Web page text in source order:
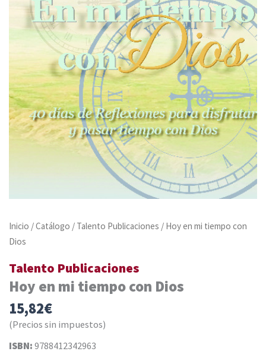
Inicio /Catálogo / Talento Publicaciones / Hoy en mi tiempo con
Dios
Talento Publicaciones
Hoy en mi tiempo con Dios
15,82€
(Precios sin impuestos)
ISBN: 9788412342963